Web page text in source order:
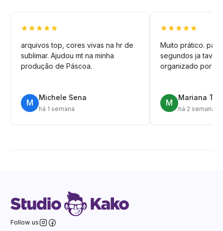
★★★★★
arquivos top, cores vivas na hr de
sublimar. Ajudou mt na minha
produção de Páscoa.
M
Michele Sena
há 1 semana
★★★★★
Muito prático.
segundos ja tava
organizado por
M
Mariana T.
há 2 semanas
Follow us